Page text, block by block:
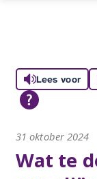
Lees voor
31 oktober 2024
Wat te